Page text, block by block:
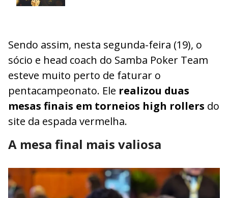
Sendo assim, nesta segunda-feira (19), o
sócio e head coach do Samba Poker Team
esteve muito perto de faturar o
pentacampeonato. Ele realizou duas
mesas finais em torneios high rollers do
site da espada vermelha.
A mesa final mais valiosa